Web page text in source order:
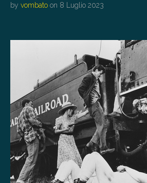
by vombato on 8 Luglio 2023